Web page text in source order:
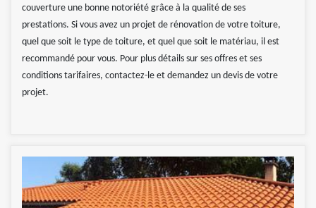
couverture une bonne notoriété grâce à la qualité de ses
prestations. Si vous avez un projet de rénovation de votre toiture,
quel que soit le type de toiture, et quel que soit le matériau, il est
recommandé pour vous. Pour plus détails sur ses offres et ses
conditions tarifaires, contactez-le et demandez un devis de votre
projet.